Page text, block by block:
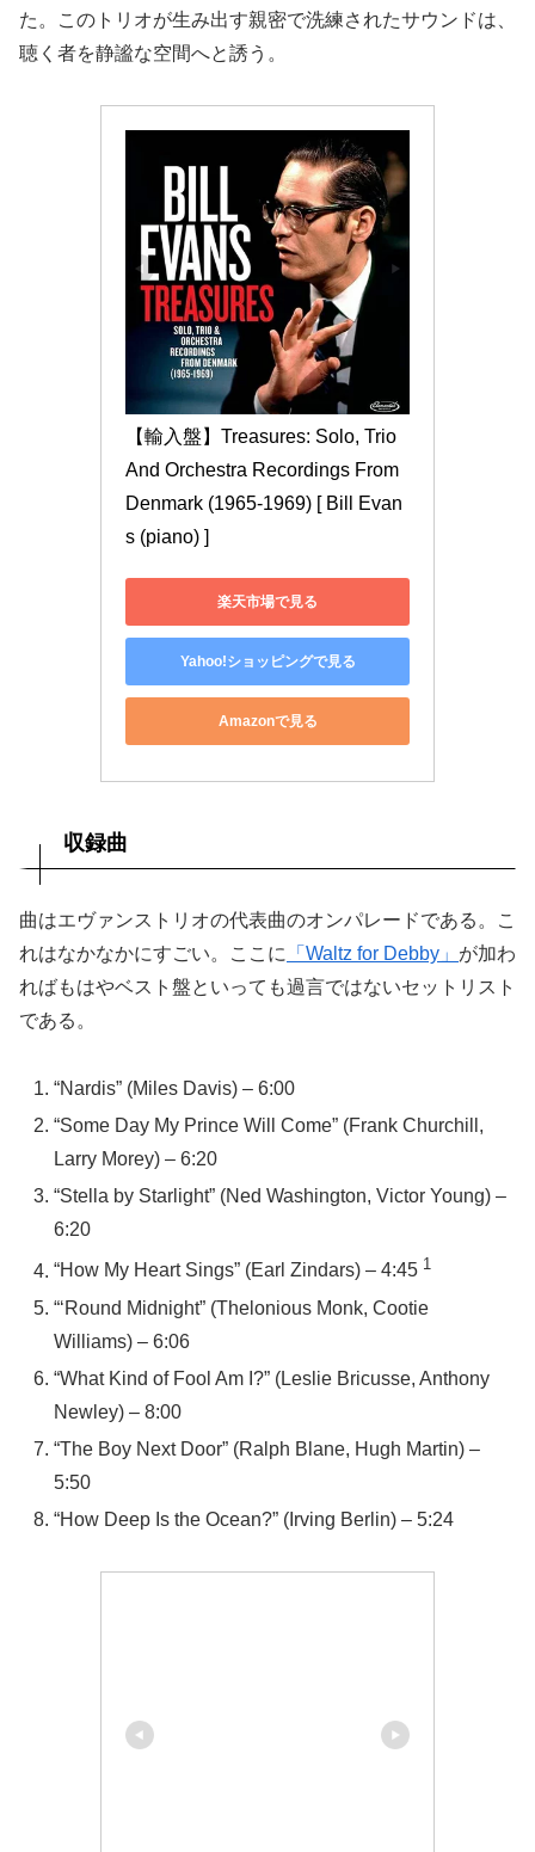
た。このトリオが生み出す親密で洗練されたサウンドは、
聴く者を静謐な空間へと誘う。
【輸入盤】Treasures: Solo, Trio
And Orchestra Recordings From
Denmark (1965-1969) [ Bill Evan
s (piano) ]
楽天市場で見る
Yahoo!ショッピングで見る
Amazonで見る
収録曲
曲はエヴァンストリオの代表曲のオンパレードである。こ
れはなかなかにすごい。ここに
「Waltz for Debby」 が加わ
ればもはやベスト盤といっても過言ではないセットリスト
である。
“Nardis” (Miles Davis) – 6:00
“Some Day My Prince Will Come” (Frank Churchill,
Larry Morey) – 6:20
“Stella by Starlight” (Ned Washington, Victor Young) –
6:20
“How My Heart Sings” (Earl Zindars) – 4:45 1
“‘Round Midnight” (Thelonious Monk, Cootie
Williams) – 6:06
“What Kind of Fool Am I?” (Leslie Bricusse, Anthony
Newley) – 8:00
“The Boy Next Door” (Ralph Blane, Hugh Martin) –
5:50
“How Deep Is the Ocean?” (Irving Berlin) – 5:24